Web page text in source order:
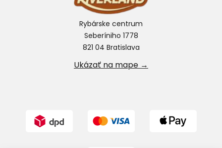
Rybárske centrum
Seberíniho 1778
821 04 Bratislava
Ukázať na mape →